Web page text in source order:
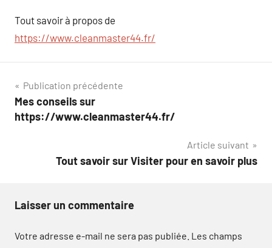
Tout savoir à propos de
https://www.cleanmaster44.fr/
Navigation
de
Publication précédente
Mes conseils sur
https://www.cleanmaster44.fr/
Article suivant
Tout savoir sur Visiter pour en savoir plus
Laisser un commentaire
Votre adresse e-mail ne sera pas publiée. Les champs